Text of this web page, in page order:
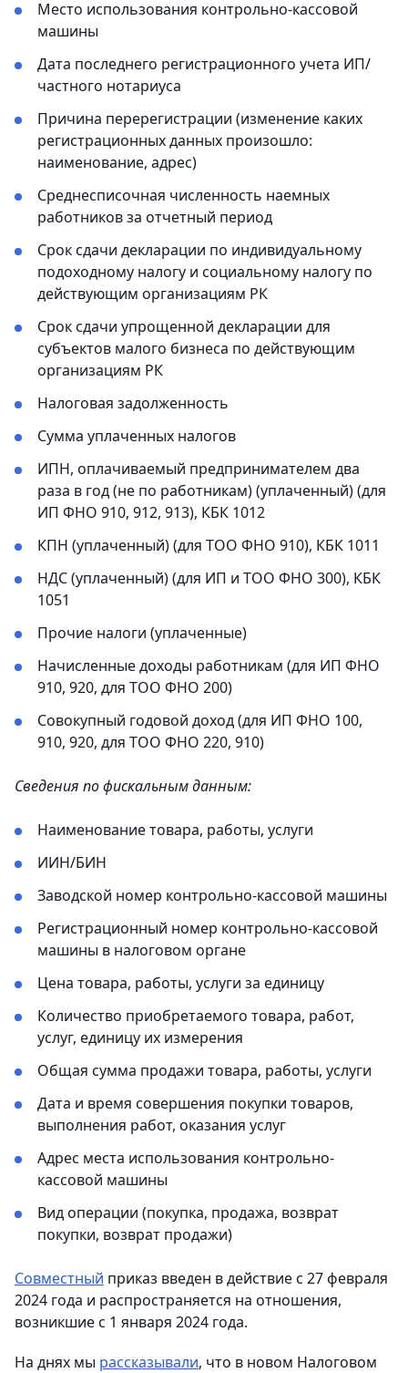
Место использования контрольно-кассовой
машины
Дата последнего регистрационного учета ИП/
частного нотариуса
Причина перерегистрации (изменение каких
регистрационных данных произошло:
наименование, адрес)
Среднесписочная численность наемных
работников за отчетный период
Срок сдачи декларации по индивидуальному
подоходному налогу и социальному налогу по
действующим организациям РК
Срок сдачи упрощенной декларации для
субъектов малого бизнеса по действующим
организациям РК
Налоговая задолженность
Сумма уплаченных налогов
ИПН, оплачиваемый предпринимателем два
раза в год (не по работникам) (уплаченный) (для
ИП ФНО 910, 912, 913), КБК 1012
КПН (уплаченный) (для ТОО ФНО 910), КБК 1011
НДС (уплаченный) (для ИП и ТОО ФНО 300), КБК
1051
Прочие налоги (уплаченные)
Начисленные доходы работникам (для ИП ФНО
910, 920, для ТОО ФНО 200)
Совокупный годовой доход (для ИП ФНО 100,
910, 920, для ТОО ФНО 220, 910)
Сведения по фискальным данным:
Наименование товара, работы, услуги
ИИН/БИН
Заводской номер контрольно-кассовой машины
Регистрационный номер контрольно-кассовой
машины в налоговом органе
Цена товара, работы, услуги за единицу
Количество приобретаемого товара, работ,
услуг, единицу их измерения
Общая сумма продажи товара, работы, услуги
Дата и время совершения покупки товаров,
выполнения работ, оказания услуг
Адрес места использования контрольно-
кассовой машины
Вид операции (покупка, продажа, возврат
покупки, возврат продажи)
Совместный приказ введен в действие с 27 февраля
2024 года и распространяется на отношения,
возникшие с 1 января 2024 года.
На днях мы рассказывали, что в новом Налоговом